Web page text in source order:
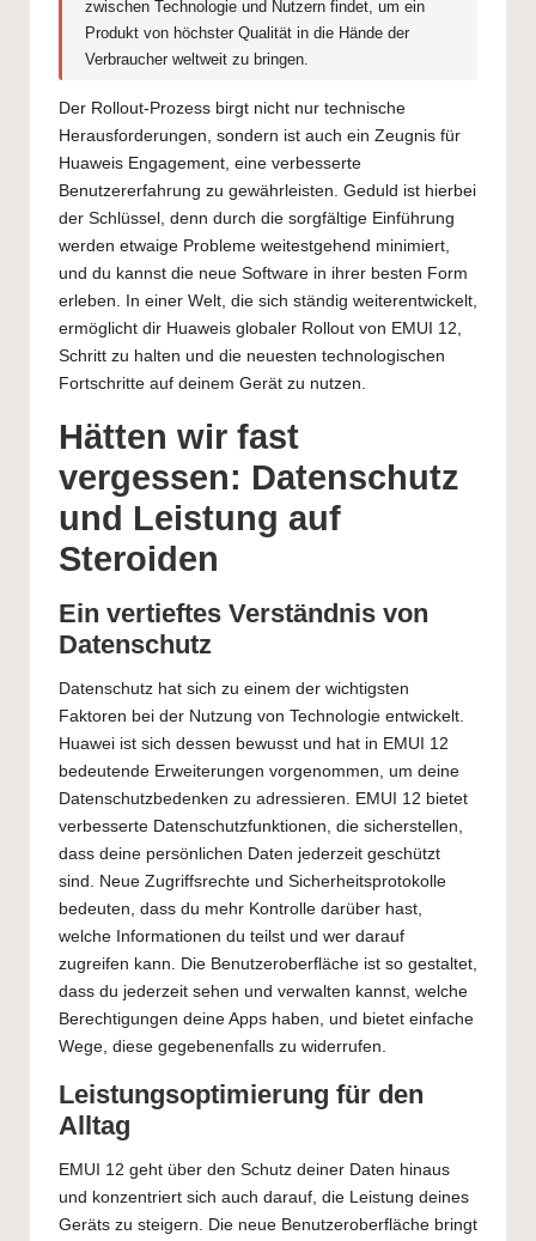
zwischen Technologie und Nutzern findet, um ein
Produkt von höchster Qualität in die Hände der
Verbraucher weltweit zu bringen.
Der Rollout-Prozess birgt nicht nur technische
Herausforderungen, sondern ist auch ein Zeugnis für
Huaweis Engagement, eine verbesserte
Benutzererfahrung zu gewährleisten. Geduld ist hierbei
der Schlüssel, denn durch die sorgfältige Einführung
werden etwaige Probleme weitestgehend minimiert,
und du kannst die neue Software in ihrer besten Form
erleben. In einer Welt, die sich ständig weiterentwickelt,
ermöglicht dir Huaweis globaler Rollout von EMUI 12,
Schritt zu halten und die neuesten technologischen
Fortschritte auf deinem Gerät zu nutzen.
Hätten wir fast
vergessen: Datenschutz
und Leistung auf
Steroiden
Ein vertieftes Verständnis von
Datenschutz
Datenschutz hat sich zu einem der wichtigsten
Faktoren bei der Nutzung von Technologie entwickelt.
Huawei ist sich dessen bewusst und hat in EMUI 12
bedeutende Erweiterungen vorgenommen, um deine
Datenschutzbedenken zu adressieren. EMUI 12 bietet
verbesserte Datenschutzfunktionen, die sicherstellen,
dass deine persönlichen Daten jederzeit geschützt
sind. Neue Zugriffsrechte und Sicherheitsprotokolle
bedeuten, dass du mehr Kontrolle darüber hast,
welche Informationen du teilst und wer darauf
zugreifen kann. Die Benutzeroberfläche ist so gestaltet,
dass du jederzeit sehen und verwalten kannst, welche
Berechtigungen deine Apps haben, und bietet einfache
Wege, diese gegebenenfalls zu widerrufen.
Leistungsoptimierung für den
Alltag
EMUI 12 geht über den Schutz deiner Daten hinaus
und konzentriert sich auch darauf, die Leistung deines
Geräts zu steigern. Die neue Benutzeroberfläche bringt